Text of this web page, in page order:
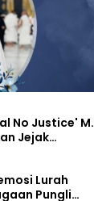
No Justice' M.
Jejak
Lurah
Pungli